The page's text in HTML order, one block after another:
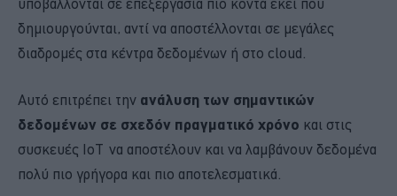
δημιουργούνται, αντί να αποστέλλονται σε μεγάλες
διαδρομές στα κέντρα δεδομένων ή στο cloud.
Αυτό επιτρέπει την ανάλυση των σημαντικών
δεδομένων σε σχεδόν πραγματικό χρόνο και στις
συσκευές IoT να αποστέλουν και να λαμβάνουν δεδομένα
πολύ πιο γρήγορα και πιο αποτελεσματικά.